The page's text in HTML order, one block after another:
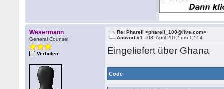
Wesermann
General Counsel
Verboten
Re: Pharell <pharell_100@live.com>
Antwort #1 -08. April 2012 um 12:54
Eingeliefert über Ghana
Code